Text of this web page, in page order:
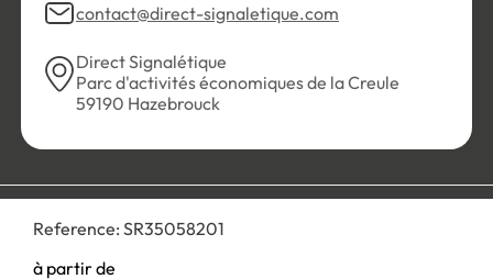
Reference: SR35058201
à partir de
contact@direct-signaletique.com
Direct Signalétique
Parc d'activités économiques de la Creule
59190 Hazebrouck
Personnaliser les cookies